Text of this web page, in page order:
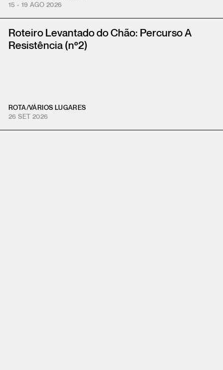
15 - 19 AGO 2026
Roteiro Levantado do Chão: Percurso A
Resistência (nº2)
ROTA/VÁRIOS LUGARES
26 SET 2026